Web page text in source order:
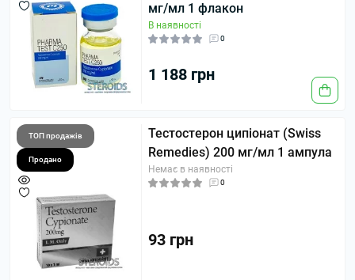
мг/мл 1 флакон
В наявності
0
1 188 грн
ТОП продажів
Продано
Тестостерон ципіонат (Swiss
Remedies) 200 мг/мл 1 ампула
Немає в наявності
0
93 грн